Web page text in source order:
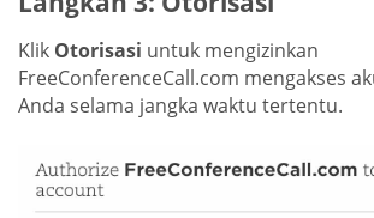
Klik Otorisasi untuk mengizinkan
FreeConferenceCall.com mengakses
Anda selama jangka waktu tertentu.